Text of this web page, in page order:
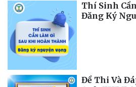
Thí Sinh
Đăng Ký
Đề Thi Và